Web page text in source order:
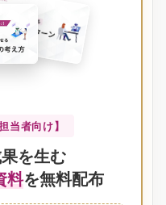
当者向け】
を生む
料を無料配布